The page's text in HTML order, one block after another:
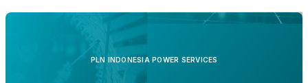
PLN INDONESIA POWER SERVICES